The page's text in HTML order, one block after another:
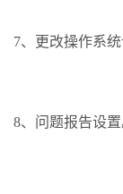
7、更改操作系统
8、问题报告设置